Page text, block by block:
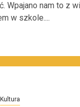
Wpajano nam to z
w szkole....
Kultura